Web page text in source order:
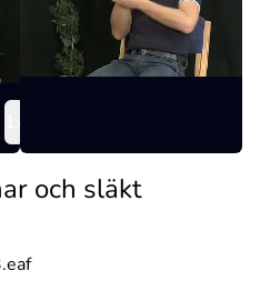
och släkt